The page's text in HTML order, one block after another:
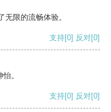
限的流畅体验。
支持[0] 反对[0]
。
支持[0] 反对[0]